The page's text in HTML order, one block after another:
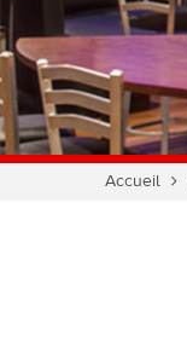
Vous
Accueil